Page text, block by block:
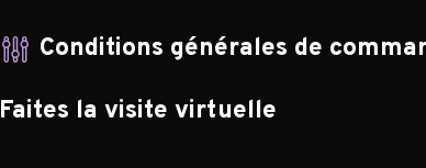
Conditions générales de
Faites la visite virtuelle